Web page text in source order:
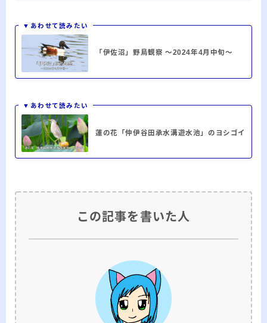
▼あわせて読みたい
「伊佐沼」野鳥観察 ～2024年4月中旬～
▼あわせて読みたい
蓮の花「仲伊谷田承水溝遊水池」のヨシゴイ
この記事を書いた人